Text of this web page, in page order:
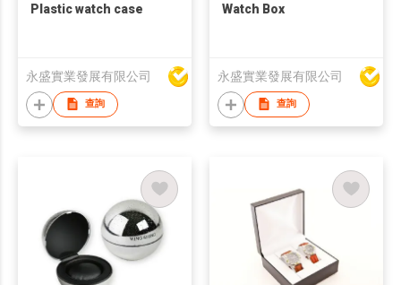
Plastic watch case
永盛實業發展有限公司
查詢
Watch Box
永盛實業發展有限公司
查詢